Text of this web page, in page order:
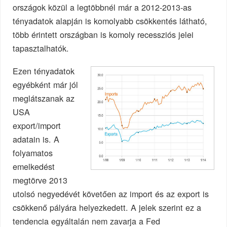
országok közül a legtöbbnél már a 2012-2013-as
tényadatok alapján is komolyabb csökkentés látható,
több érintett országban is komoly recessziós jelei
tapasztalhatók.
Ezen tényadatok
egyébként már jól
meglátszanak az
USA
export/import
adatain is. A
folyamatos
emelkedést
megtörve 2013
utolsó negyedévét követően az import és az export is
csökkenő pályára helyezkedett. A jelek szerint ez a
tendencia egyáltalán nem zavarja a Fed